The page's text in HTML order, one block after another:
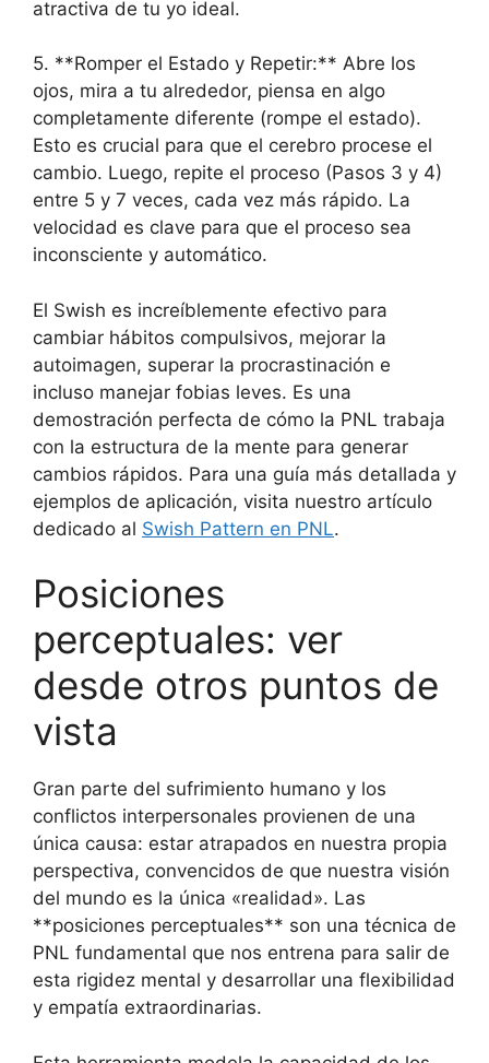
atractiva de tu yo ideal.
5. **Romper el Estado y Repetir:** Abre los
ojos, mira a tu alrededor, piensa en algo
completamente diferente (rompe el estado).
Esto es crucial para que el cerebro procese el
cambio. Luego, repite el proceso (Pasos 3 y 4)
entre 5 y 7 veces, cada vez más rápido. La
velocidad es clave para que el proceso sea
inconsciente y automático.
El Swish es increíblemente efectivo para
cambiar hábitos compulsivos, mejorar la
autoimagen, superar la procrastinación e
incluso manejar fobias leves. Es una
demostración perfecta de cómo la PNL trabaja
con la estructura de la mente para generar
cambios rápidos. Para una guía más detallada y
ejemplos de aplicación, visita nuestro artículo
dedicado al Swish Pattern en PNL.
Posiciones
perceptuales: ver
desde otros puntos de
vista
Gran parte del sufrimiento humano y los
conflictos interpersonales provienen de una
única causa: estar atrapados en nuestra propia
perspectiva, convencidos de que nuestra visión
del mundo es la única «realidad». Las
**posiciones perceptuales** son una técnica de
PNL fundamental que nos entrena para salir de
esta rigidez mental y desarrollar una flexibilidad
y empatía extraordinarias.